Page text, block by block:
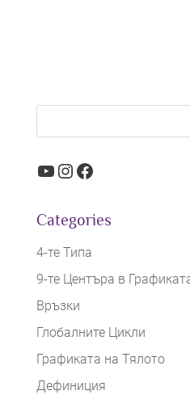
YouTube
Instagram
Facebook
Categories
4-те Типа
9-те Центъра в
Връзки
Глобалните Цикли
Графиката на Тялото
Дефиниция